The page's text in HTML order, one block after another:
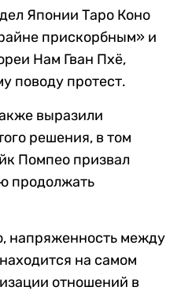
Японии Таро Коно
прискорбным» и
Нам Гван Пхё,
поводу протест.
выразили
решения, в том
Помпео призвал
продолжать
напряженность между
на самом
отношений в